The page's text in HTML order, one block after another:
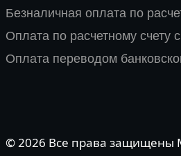
Безналичная оплата по
Оплата по расчетному счету
Оплата переводом
© 2026 Все права защищены